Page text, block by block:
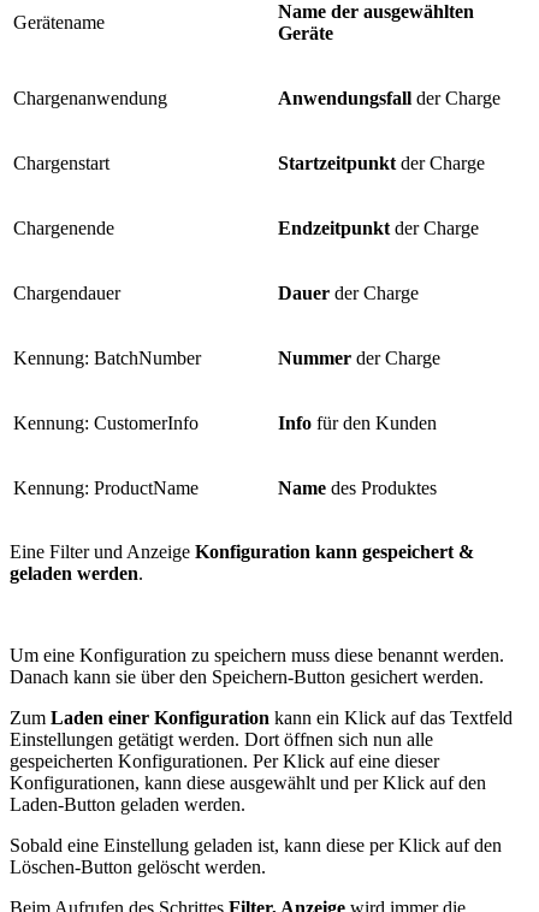
Gerätename
Name der ausgewählten
Geräte
Chargenanwendung Anwendungsfall der Charge
Chargenstart Startzeitpunktder Charge
Chargenende Endzeitpunktder Charge
Chargendauer Dauer der Charge
Kennung: BatchNumber Nummer der Charge
Kennung: CustomerInfo Info für den Kunden
Kennung: ProductName Name des Produktes
Eine Filter und Anzeige Konfiguration kann gespeichert &
geladen werden.
Um eine Konfiguration zu speichern muss diese benannt werden.
Danach kann sie über den Speichern-Button gesichert werden.
Zum Laden einer Konfiguration kann ein Klick auf das Textfeld
Einstellungen getätigt werden. Dort öffnen sich nun alle
gespeicherten Konfigurationen. Per Klick auf eine dieser
Konfigurationen, kann diese ausgewählt und per Klick auf den
Laden-Button geladen werden.
Sobald eine Einstellung geladen ist, kann diese per Klick auf den
Löschen-Button gelöscht werden.